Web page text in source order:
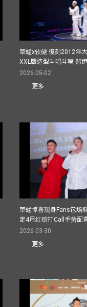
草蜢x软硬 復刻2012年
XXL版造型斗唱斗嘴 郑
2026-05-02
更多
草蜢惊喜现身Fans包场
定4月红馆打Call手势配
2026-03-30
更多